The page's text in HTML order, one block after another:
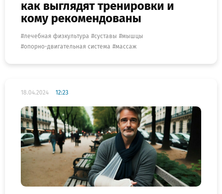
как выглядят тренировки и
кому рекомендованы
лечебная физкультура суставы
мышцы
опорно-двигательная система
массаж
18.04.2024 12:23